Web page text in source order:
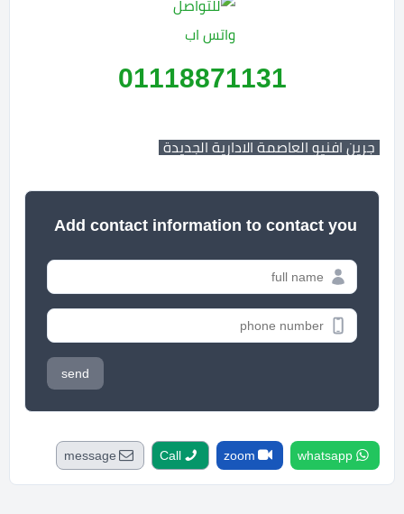
01118871131
جرين افنيو العاصمة الادارية الجديدة
Add contact information to contact you
send
whatsapp
zoom
Call
message